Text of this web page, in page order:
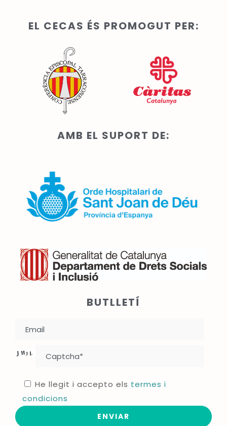
EL CECAS ÉS PROMOGUT PER:
AMB EL SUPORT DE:
BUTLLETÍ
He llegit i accepto els termes i
condicions